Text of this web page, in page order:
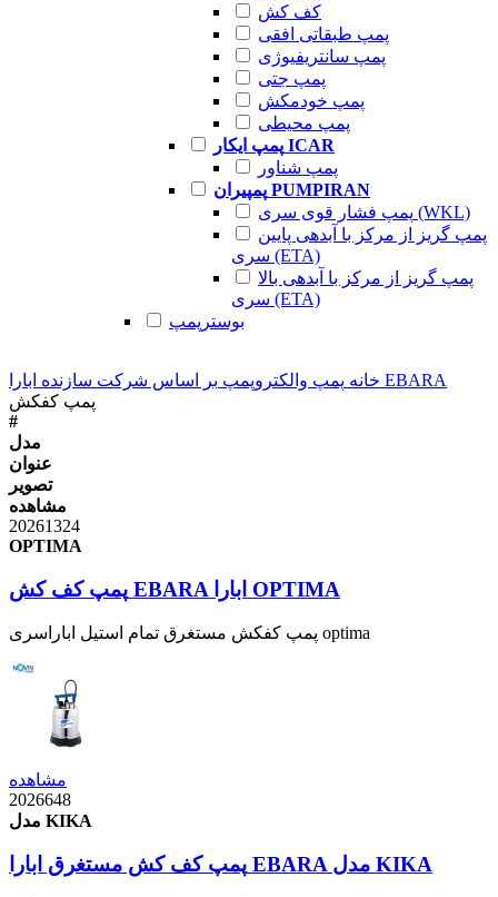
کف کش
پمپ طبقاتی افقی
پمپ سانتریفیوژی
پمپ جتی
پمپ خودمکش
پمپ محیطی
پمپ ایکار ICAR
پمپ شناور
پمپیران PUMPIRAN
پمپ فشار قوی سری (WKL)
پمپ گریز از مرکز با آبدهی پایین
سری (ETA)
پمپ گریز از مرکز با آبدهی بالا
سری (ETA)
بوسترپمپ
خانه پمپ والکتروپمپ بر اساس شرکت سازنده
ابارا EBARA
پمپ کفکش
#
مدل
عنوان
تصویر
مشاهده
20261324
OPTIMA
پمپ کف کش EBARA ابارا OPTIMA
پمپ کفکش مستغرق تمام استیل اباراسری optima
مشاهده
2026648
مدل KIKA
پمپ کف کش مستغرق ابارا EBARA مدل KIKA